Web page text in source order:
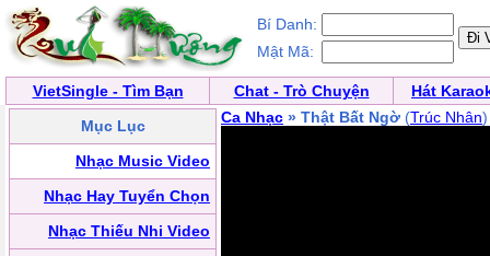
Bí Danh:
Mật Mã:
VietSingle - Tìm Bạn Chat - Trò Chuyện
Hát
Mục Lục
Nhạc Music Video
Nhạc Hay Tuyển Chọn
Nhạc Thiếu Nhi Video
Ca Nhạc » Thật Bất Ngờ (Trúc Nhân)